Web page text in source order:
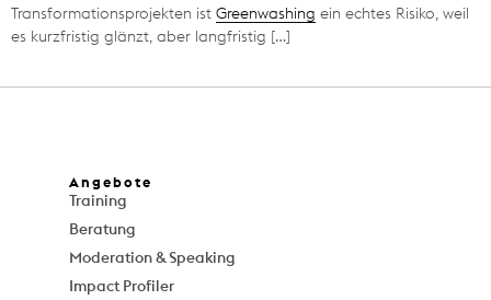
Transformationsprojekten ist Greenwashing ein echtes Risiko, weil
es kurzfristig glänzt, aber langfristig […]
Angebote
Training
Beratung
Moderation & Speaking
Impact Profiler